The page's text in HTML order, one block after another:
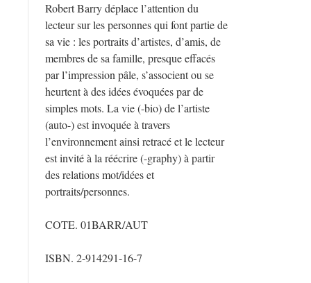
Robert Barry déplace l’attention du
lecteur sur les personnes qui font partie de
sa vie : les portraits d’artistes, d’amis, de
membres de sa famille, presque effacés
par l’impression pâle, s’associent ou se
heurtent à des idées évoquées par de
simples mots. La vie (-bio) de l’artiste
(auto-) est invoquée à travers
l’environnement ainsi retracé et le lecteur
est invité à la réécrire (-graphy) à partir
des relations mot/idées et
portraits/personnes.
COTE. 01BARR/AUT
ISBN. 2-914291-16-7